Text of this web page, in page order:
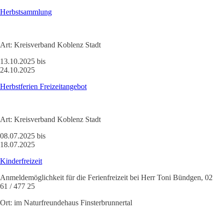
Herbstsammlung
Art: Kreisverband Koblenz Stadt
13.10.2025 bis
24.10.2025
Herbstferien Freizeitangebot
Art: Kreisverband Koblenz Stadt
08.07.2025 bis
18.07.2025
Kinderfreizeit
Anmeldemöglichkeit für die Ferienfreizeit bei Herr Toni Bündgen, 02
61 / 477 25
Ort: im Naturfreundehaus Finsterbrunnertal